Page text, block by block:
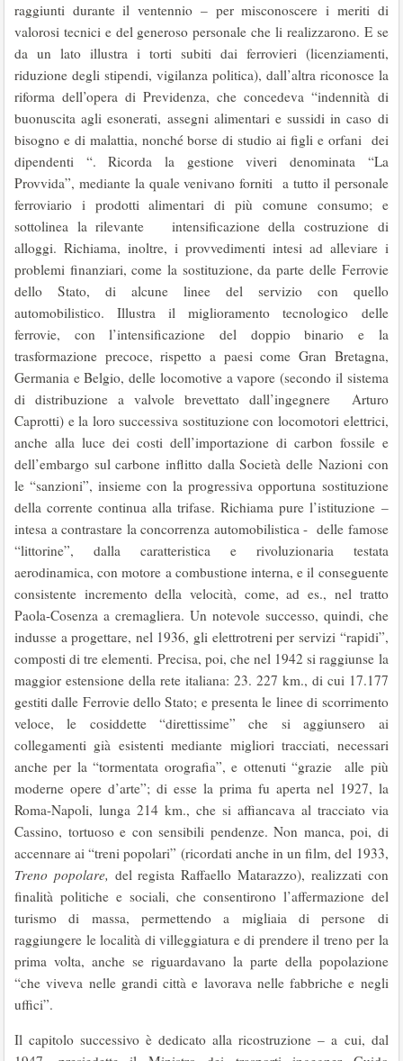
raggiunti durante il ventennio – per misconoscere i meriti di
valorosi tecnici e del generoso personale che li realizzarono. E se
da un lato illustra i torti subiti dai ferrovieri (licenziamenti,
riduzione degli stipendi, vigilanza politica), dall’altra riconosce la
riforma dell’opera di Previdenza, che concedeva “indennità di
buonuscita agli esonerati, assegni alimentari e sussidi in caso di
bisogno e di malattia, nonché borse di studio ai figli e orfani dei
dipendenti “. Ricorda la gestione viveri denominata “La
Provvida”, mediante la quale venivano forniti a tutto il personale
ferroviario i prodotti alimentari di più comune consumo; e
sottolinea la rilevante intensificazione della costruzione di
alloggi. Richiama, inoltre, i provvedimenti intesi ad alleviare i
problemi finanziari, come la sostituzione, da parte delle Ferrovie
dello Stato, di alcune linee del servizio con quello
automobilistico. Illustra il miglioramento tecnologico delle
ferrovie, con l’intensificazione del doppio binario e la
trasformazione precoce, rispetto a paesi come Gran Bretagna,
Germania e Belgio, delle locomotive a vapore (secondo il sistema
di distribuzione a valvole brevettato dall’ingegnere Arturo
Caprotti) e la loro successiva sostituzione con locomotori elettrici,
anche alla luce dei costi dell’importazione di carbon fossile e
dell’embargo sul carbone inflitto dalla Società delle Nazioni con
le “sanzioni”, insieme con la progressiva opportuna sostituzione
della corrente continua alla trifase. Richiama pure l’istituzione –
intesa a contrastare la concorrenza automobilistica - delle famose
“littorine”, dalla caratteristica e rivoluzionaria testata
aerodinamica, con motore a combustione interna, e il conseguente
consistente incremento della velocità, come, ad es., nel tratto
Paola-Cosenza a cremagliera. Un notevole successo, quindi, che
indusse a progettare, nel 1936, gli elettrotreni per servizi “rapidi”,
composti di tre elementi. Precisa, poi, che nel 1942 si raggiunse la
maggior estensione della rete italiana: 23. 227 km., di cui 17.177
gestiti dalle Ferrovie dello Stato; e presenta le linee di scorrimento
veloce, le cosiddette “direttissime” che si aggiunsero ai
collegamenti già esistenti mediante migliori tracciati, necessari
anche per la “tormentata orografia”, e ottenuti “grazie alle più
moderne opere d’arte”; di esse la prima fu aperta nel 1927, la
Roma-Napoli, lunga 214 km., che si affiancava al tracciato via
Cassino, tortuoso e con sensibili pendenze. Non manca, poi, di
accennare ai “treni popolari” (ricordati anche in un film, del 1933,
Treno popolare, del regista Raffaello Matarazzo), realizzati con
finalità politiche e sociali, che consentirono l’affermazione del
turismo di massa, permettendo a migliaia di persone di
raggiungere le località di villeggiatura e di prendere il treno per la
prima volta, anche se riguardavano la parte della popolazione
“che viveva nelle grandi città e lavorava nelle fabbriche e negli
uffici”.
Il capitolo successivo è dedicato alla ricostruzione – a cui, dal